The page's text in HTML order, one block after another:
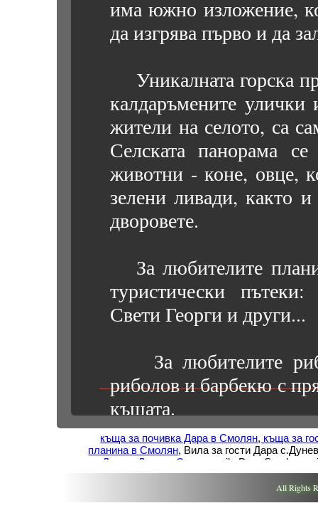
къща за почивка Дара в Смолян, къща за
планина в Смолян, Вила за гости Дара
Дара с.Дунево Смолян
, vila Dara Smolyan,
planina,pochivka v Smolqn Dara, vila za gosti
,
има южно изложение,
да изгрява първо и да
Уникалната горска
калдаръмените
жители на селото, са
Селската панорама
животни - коне, овце,
зелени ливади, както
дворовете.
За любителите
туристически
Свети Георги и други...
За любителите
риболов и барбекю с
къщата.
Дунево предлага
пикници в планината.All Rights